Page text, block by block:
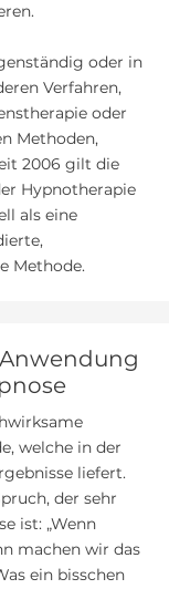
oder in
Verfahren,
oder
Methoden,
2006 gilt die
Hypnotherapie
als eine
Methode.
welche in der
liefert.
der sehr
ist: „Wenn
machen wir das
ein bisschen